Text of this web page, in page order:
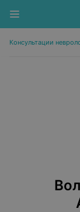
Консультации